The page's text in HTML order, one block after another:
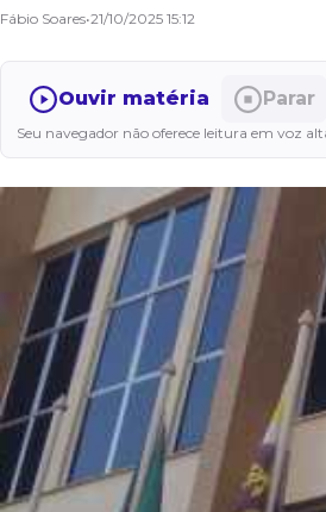
Fábio Soares•21/10/2025 15:12
Ouvir matéria Parar
Seu navegador não oferece leitura em voz